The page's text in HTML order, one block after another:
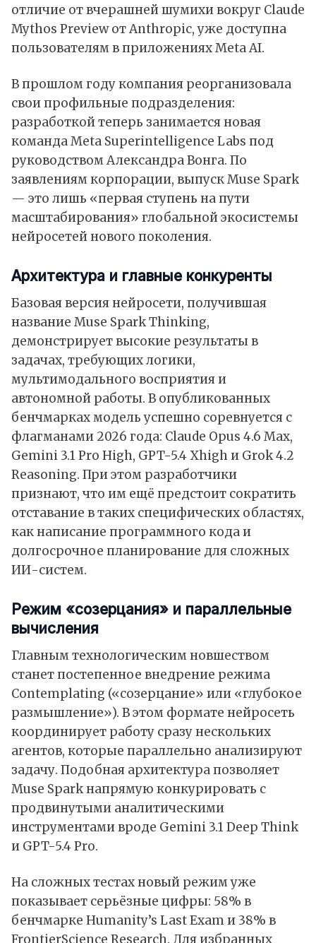
отличие от вчерашнейшумихивокруг Claude
Mythos Preview от Anthropic, уже доступна
пользователям в приложениях Meta AI.
В прошлом году компания реорганизовала
свои профильные подразделения:
разработкой теперь занимается новая
команда Meta Superintelligence Labs под
руководством Александра Вонга. По
заявлениям корпорации, выпуск Muse Spark
— это лишь «первая ступень на пути
масштабирования» глобальной экосистемы
нейросетей нового поколения.
Архитектура и главные конкуренты
Базовая версия нейросети, получившая
название Muse Spark Thinking,
демонстрирует высокие результаты в
задачах, требующих логики,
мультимодального восприятия и
автономной работы. В опубликованных
бенчмарках модель успешно соревнуется с
флагманами 2026 года: Claude Opus 4.6 Max,
Gemini 3.1 Pro High, GPT-5.4 Xhigh и Grok 4.2
Reasoning. При этом разработчики
признают, что им ещё предстоит сократить
отставание в таких специфических областях,
как написание программного кода и
долгосрочное планирование для сложных
ИИ-систем.
Режим «созерцания» и параллельные
вычисления
Главным технологическим новшеством
станет постепенное внедрение режима
Contemplating («созерцание» или «глубокое
размышление»). В этом формате нейросеть
координирует работу сразу нескольких
агентов, которые параллельно анализируют
задачу. Подобная архитектура позволяет
Muse Spark напрямую конкурировать с
продвинутыми аналитическими
инструментами вроде Gemini 3.1 Deep Think
и GPT-5.4 Pro.
На сложных тестах новый режим уже
показывает серьёзные цифры: 58% в
бенчмарке Humanity’s Last Exam и 38% в
FrontierScience Research. Для избранных